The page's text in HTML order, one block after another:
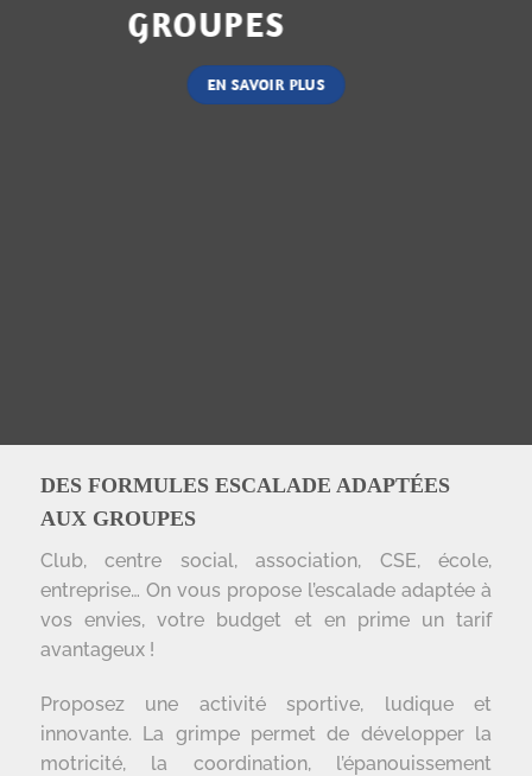
GROUPES
EN SAVOIR PLUS
DES FORMULES ESCALADE ADAPTÉES
AUX GROUPES
Club, centre social, association, CSE, école,
entreprise… On vous propose l’escalade adaptée à
vos envies, votre budget et en prime un tarif
avantageux !
Proposez une activité sportive, ludique et
innovante. La grimpe permet de développer la
motricité, la coordination, l’épanouissement